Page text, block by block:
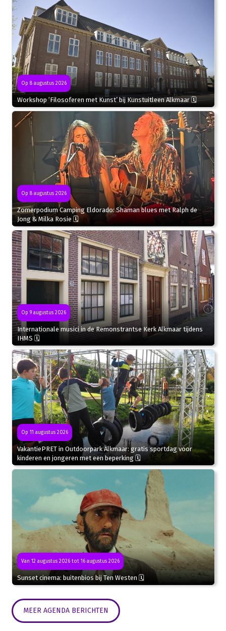
Op 8 augustus 2026
Workshop ‘Filosoferen met Kunst’ bij Kunstuitleen Alkmaar 🗓
Op 8 augustus 2026
Zomerpodium Camping Eldorado: Shaman blues met Ralph de
Jong & Milka Rosie 🗓
Op 9 augustus 2026
Internationale musici in de Remonstrantse Kerk Alkmaar tijdens
IHMS 🗓
Op 11 augustus 2026
VakantiePRET in Outdoorpark Alkmaar: gratis sportdag voor
kinderen en jongeren met een beperking 🗓
Van 12 augustus 2026 tot 16 augustus 2026
Sunset cinema: buitenbios bij Ten Westen 🗓
MEER AGENDA BERICHTEN